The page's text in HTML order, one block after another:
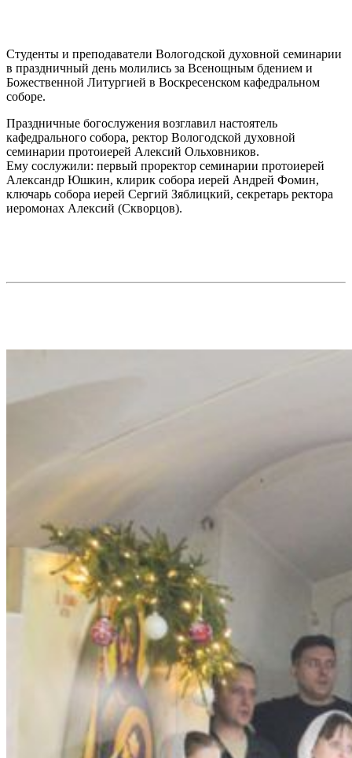
Студенты и преподаватели Вологодской духовной семинарии
в праздничный день молились за Всенощным бдением и
Божественной Литургией в Воскресенском кафедральном
соборе.
Праздничные богослужения возглавил настоятель
кафедрального собора, ректор Вологодской духовной
семинарии протоиерей Алексий Ольховников.
Ему сослужили: первый проректор семинарии протоиерей
Александр Юшкин, клирик собора иерей Андрей Фомин,
ключарь собора иерей Сергий Зяблицкий, секретарь ректора
иеромонах Алексий (Скворцов).